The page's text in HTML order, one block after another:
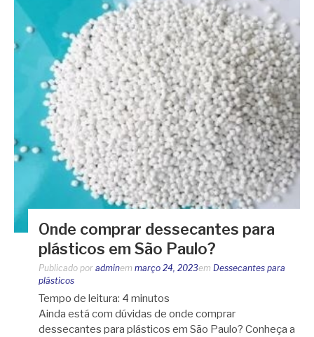
Onde comprar dessecantes para
plásticos em São Paulo?
Publicado por adminem março 24, 2023em Dessecantes para
plásticos
Tempo de leitura: 4 minutos
Ainda está com dúvidas de onde comprar
dessecantes para plásticos em São Paulo? Conheça a